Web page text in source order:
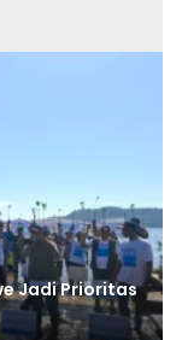
Jadi Prioritas